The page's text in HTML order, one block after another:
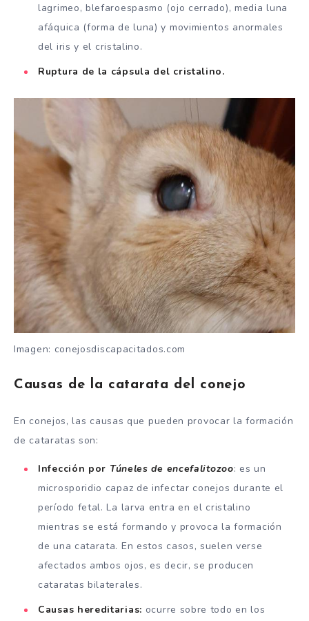
lagrimeo, blefaroespasmo (ojo cerrado), media luna
afáquica (forma de luna) y movimientos anormales
del iris y el cristalino.
Ruptura de la cápsula del cristalino.
Imagen: conejosdiscapacitados.com
Causas de la catarata del conejo
En conejos, las causas que pueden provocar la formación
de cataratas son:
Infección por Túneles de encefalitozoo: es un
microsporidio capaz de infectar conejos durante el
período fetal. La larva entra en el cristalino
mientras se está formando y provoca la formación
de una catarata. En estos casos, suelen verse
afectados ambos ojos, es decir, se producen
cataratas bilaterales.
Causas hereditarias: ocurre sobre todo en los